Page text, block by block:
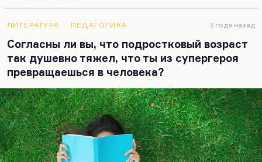
Владимир. Это Радзинские – Эдвард и Олег.
Потому что Олег и Эдвард…
ЛИТЕРАТУРА ПЕДАГОГИКА 3 года назад
Согласны ли вы, что подростковый возраст
так душевно тяжел, что ты из супергероя
превращаешься в человека?